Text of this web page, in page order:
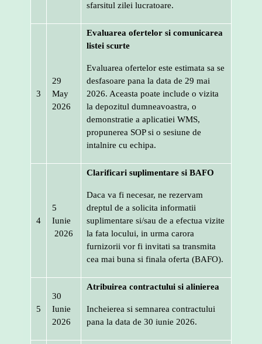
sfarsitul zilei lucratoare.
3
29
May
2026
Evaluarea ofertelor si comunicarea
listei scurte
Evaluarea ofertelor este estimata sa se
desfasoare pana la data de 29 mai
2026. Aceasta poate include o vizita
la depozitul dumneavoastra, o
demonstratie a aplicatiei WMS,
propunerea SOP si o sesiune de
intalnire cu echipa.
4
5
Iunie
2026
Clarificari suplimentare si BAFO
Daca va fi necesar, ne rezervam
dreptul de a solicita informatii
suplimentare si/sau de a efectua vizite
la fata locului, in urma carora
furnizorii vor fi invitati sa transmita
cea mai buna si finala oferta (BAFO).
5
30
Iunie
2026
Atribuirea contractului si alinierea
Incheierea si semnarea contractului
pana la data de 30 iunie 2026.